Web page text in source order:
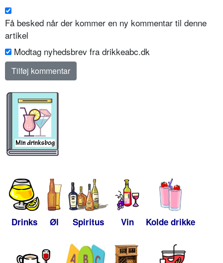
Få besked når der kommer en ny kommentar til denne
artikel
Modtag nyhedsbrev fra drikkeabc.dk
Drinks Øl Spiritus Vin Kolde drikke